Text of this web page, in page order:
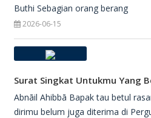
Buthi Sebagian orang berang
2026-06-15
Abnāil Ahibbā Bapak tau betul
dirimu belum juga diterima di